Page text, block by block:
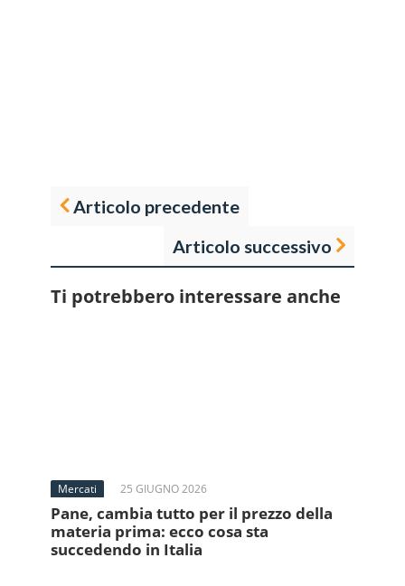
Articolo precedente
Articolo successivo
Ti potrebbero interessare anche
Mercati 25 GIUGNO 2026
Pane, cambia tutto per il prezzo della
materia prima: ecco cosa sta
succedendo in Italia